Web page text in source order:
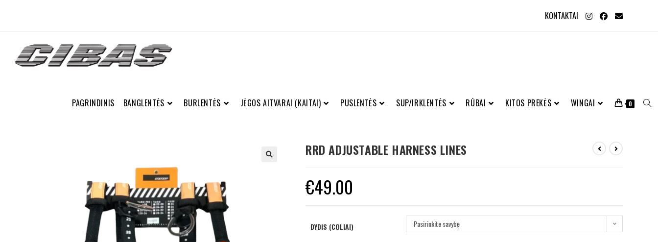
KONTAKTAI
PAGRINDINIS BANGLENTĖS BURLENTĖS JĖGOS AITVARAI (KAITAI) PUSLENTĖS SUP/IRKLENTĖS RŪBAI KITOS PREKĖS WINGAI 0
RRD ADJUSTABLE HARNESS LINES
€49.00
DYDIS (COLIAI) Pasirinkite savybę